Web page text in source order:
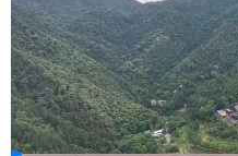
文化 书画
访谈 视频
法律 中央文件